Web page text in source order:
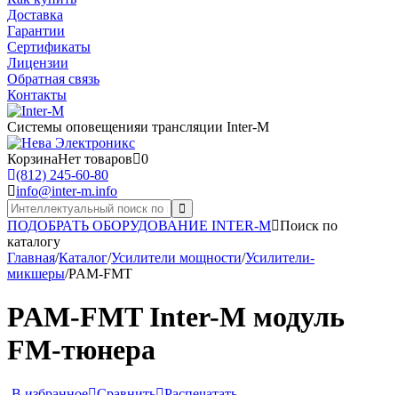
Доставка
Гарантии
Сертификаты
Лицензии
Обратная связь
Контакты
Системы оповещенияи трансляции Inter-M
КорзинаНет товаров
0
(812) 245-60-80
info@inter-m.info
ПОДОБРАТЬ ОБОРУДОВАНИЕ INTER-M Поиск по
каталогу
Главная/Каталог/Усилители мощности/Усилители-
микшеры/PAM-FMT
PAM-FMT Inter-M модуль
FM-тюнера